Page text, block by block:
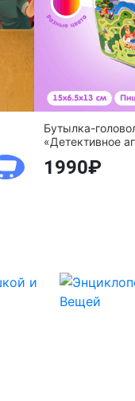
Бутылка-
«Детективное
1990